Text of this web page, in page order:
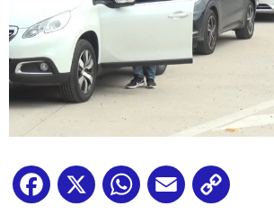
Facebook
X WhatsApp
Email